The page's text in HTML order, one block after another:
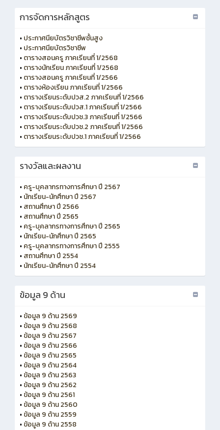
การจัดการหลักสูตร
• ประกาศนียบัตรวิชาชีพชั้นสูง
• ประกาศนียบัตรวิชาชีพ
• ตารางสอนครู ภาคเรียนที่ 1/2568
• ตารางนักเรียน ภาคเรียนที่ 1/2568
• ตารางสอนครู ภาคเรียนที่ 1/2566
• ตารางห้องเรียน ภาคเรียนที่ 1/2566
• ตารางเรียนระดับปวส.2 ภาคเรียนที่ 1/2566
• ตารางเรียนระดับปวส.1 ภาคเรียนที่ 1/2566
• ตารางเรียนระดับปวช.3 ภาคเรียนที่ 1/2566
• ตารางเรียนระดับปวช.2 ภาคเรียนที่ 1/2566
• ตารางเรียนระดับปวช.1 ภาคเรียนที่ 1/2566
รางวัลและผลงาน
• ครู-บุคลากรทางการศึกษา ปี 2567
• นักเรียน-นักศึกษา ปี 2567
• สถานศึกษา ปี 2566
• สถานศึกษา ปี 2565
• ครู-บุคลากรทางการศึกษา ปี 2565
• นักเรียน-นักศึกษา ปี 2565
• ครู-บุคลากรทางการศึกษา ปี 2555
• สถานศึกษา ปี 2554
• นักเรียน-นักศึกษา ปี 2554
ข้อมูล 9 ด้าน
• ข้อมูล 9 ด้าน 2569
• ข้อมูล 9 ด้าน 2568
• ข้อมูล 9 ด้าน 2567
• ข้อมูล 9 ด้าน 2566
• ข้อมูล 9 ด้าน 2565
• ข้อมูล 9 ด้าน 2564
• ข้อมูล 9 ด้าน 2563
• ข้อมูล 9 ด้าน 2562
• ข้อมูล 9 ด้าน 2561
• ข้อมูล 9 ด้าน 2560
• ข้อมูล 9 ด้าน 2559
• ข้อมูล 9 ด้าน 2558